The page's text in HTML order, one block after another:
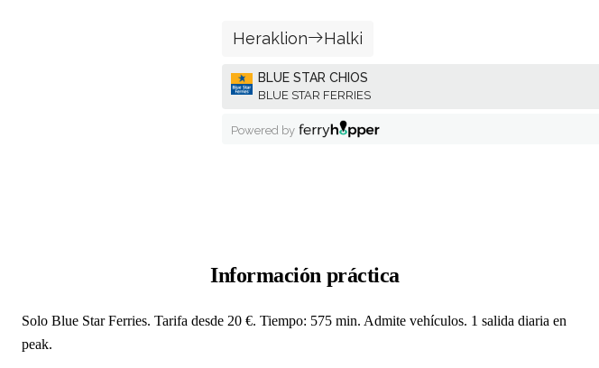
Información práctica
Solo Blue Star Ferries. Tarifa desde 20 €. Tiempo: 575 min. Admite vehículos. 1 salida diaria en
peak.